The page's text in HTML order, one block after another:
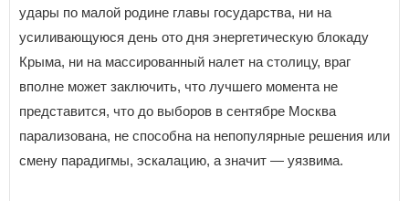
удары по малой родине главы государства, ни на
усиливающуюся день ото дня энергетическую блокаду
Крыма, ни на массированный налет на столицу, враг
вполне может заключить, что лучшего момента не
представится, что до выборов в сентябре Москва
парализована, не способна на непопулярные решения или
смену парадигмы, эскалацию, а значит — уязвима.